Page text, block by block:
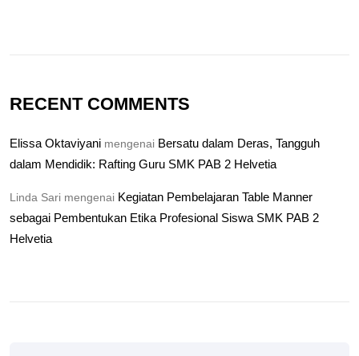
RECENT COMMENTS
Elissa Oktaviyani mengenai Bersatu dalam Deras, Tangguh
dalam Mendidik: Rafting Guru SMK PAB 2 Helvetia
Linda Sari mengenai Kegiatan Pembelajaran Table Manner
sebagai Pembentukan Etika Profesional Siswa SMK PAB 2
Helvetia